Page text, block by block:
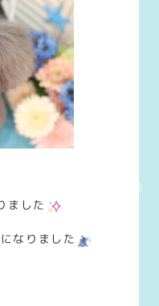
ました
なりました